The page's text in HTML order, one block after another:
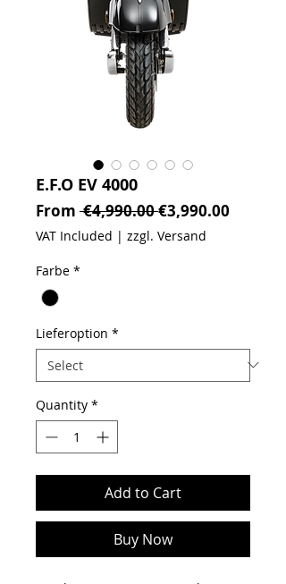
E.F.O EV 4000
From €4,990.00 Regular Price
€3,990.00
VAT Included | zzgl. Versand
Farbe *
Lieferoption *
Quantity *
Add to Cart
Buy Now